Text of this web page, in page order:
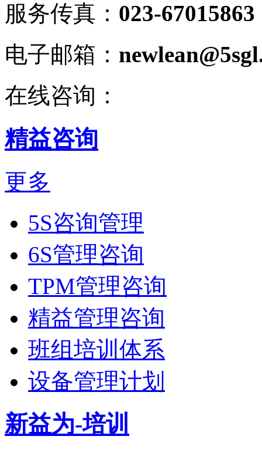
服务传真： 023-67015863
电子邮箱：
在线咨询：
精益咨询
更多
5S咨询管理
6S管理咨询
TPM管理咨询
精益管理咨询
班组培训体系
设备管理计划
新益为-培训